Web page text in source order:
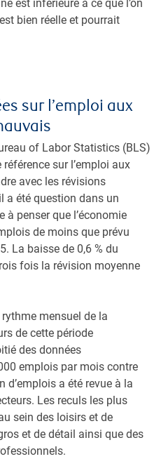
est inférieure à ce que l’on
bien réelle et pourrait
sur l’emploi aux
of Labor Statistics (BLS)
sur l’emploi aux
avec les révisions
a été question dans un
à penser que l’économie
de moins que prévu
La baisse de 0,6 % du
fois la révision moyenne
mensuel de la
de cette période
des données
emplois par mois contre
a été revue à la
Les reculs les plus
sein des loisirs et de
et de détail ainsi que des